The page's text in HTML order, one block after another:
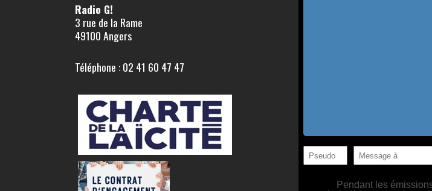
Radio G!
3 rue de la Rame
49100 Angers
Téléphone : 02 41 60 47 47